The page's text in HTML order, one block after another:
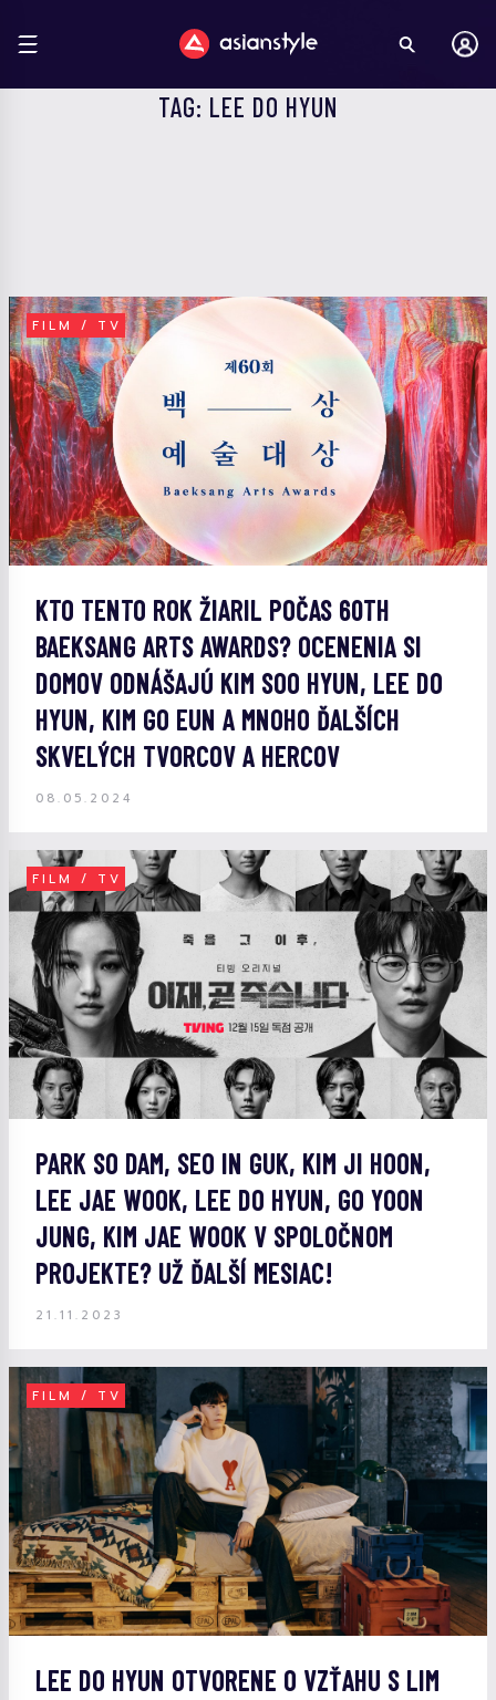
TAG: LEE DO HYUN
FILM / TV
KTO TENTO ROK ŽIARIL POČAS 60TH
BAEKSANG ARTS AWARDS? OCENENIA SI
DOMOV ODNÁŠAJÚ KIM SOO HYUN, LEE DO
HYUN, KIM GO EUN A MNOHO ĎALŠÍCH
SKVELÝCH TVORCOV A HERCOV
08.05.2024
FILM / TV
PARK SO DAM, SEO IN GUK, KIM JI HOON,
LEE JAE WOOK, LEE DO HYUN, GO YOON
JUNG, KIM JAE WOOK V SPOLOČNOM
PROJEKTE? UŽ ĎALŠÍ MESIAC!
21.11.2023
FILM / TV
LEE DO HYUN OTVORENE O VZŤAHU S LIM